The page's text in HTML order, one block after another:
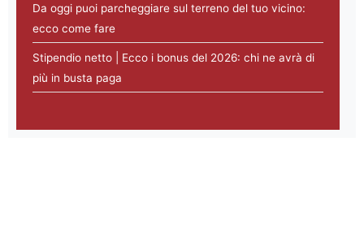
Da oggi puoi parcheggiare sul terreno del tuo vicino:
ecco come fare
Stipendio netto | Ecco i bonus del 2026: chi ne avrà di
più in busta paga